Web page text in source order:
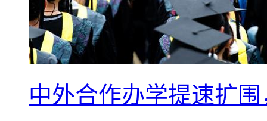
中外合作办学提速扩